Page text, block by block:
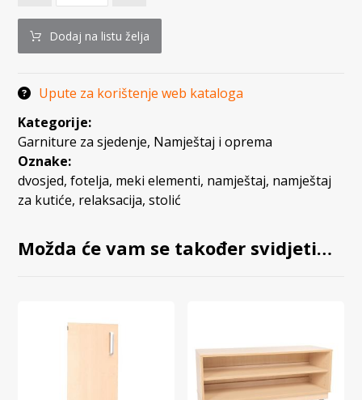
Dodaj na listu želja
Upute za korištenje web kataloga
Kategorije:
Garniture za sjedenje, Namještaj i oprema
Oznake:
dvosjed,fotelja, meki elementi, namještaj, namještaj
za kutiće, relaksacija,stolić
Možda će vam se također svidjeti…